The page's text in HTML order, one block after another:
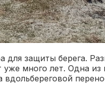
для защиты берега.
уже много лет. Одна